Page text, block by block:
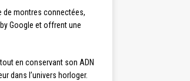
de montres connectées,
Google et offrent une
en conservant son ADN
dans l’univers horloger.